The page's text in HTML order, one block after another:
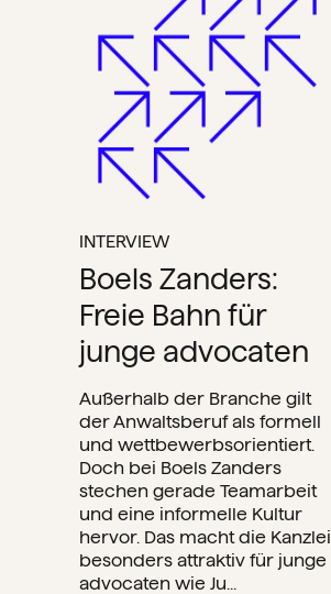
INTERVIEW
Boels Zanders:
Freie Bahn für
junge advocaten
Außerhalb der Branche gilt
der Anwaltsberuf als formell
und wettbewerbsorientiert.
Doch bei Boels Zanders
stechen gerade Teamarbeit
und eine informelle Kultur
hervor. Das macht die Kanzlei
besonders attraktiv für junge
advocaten wie Ju...